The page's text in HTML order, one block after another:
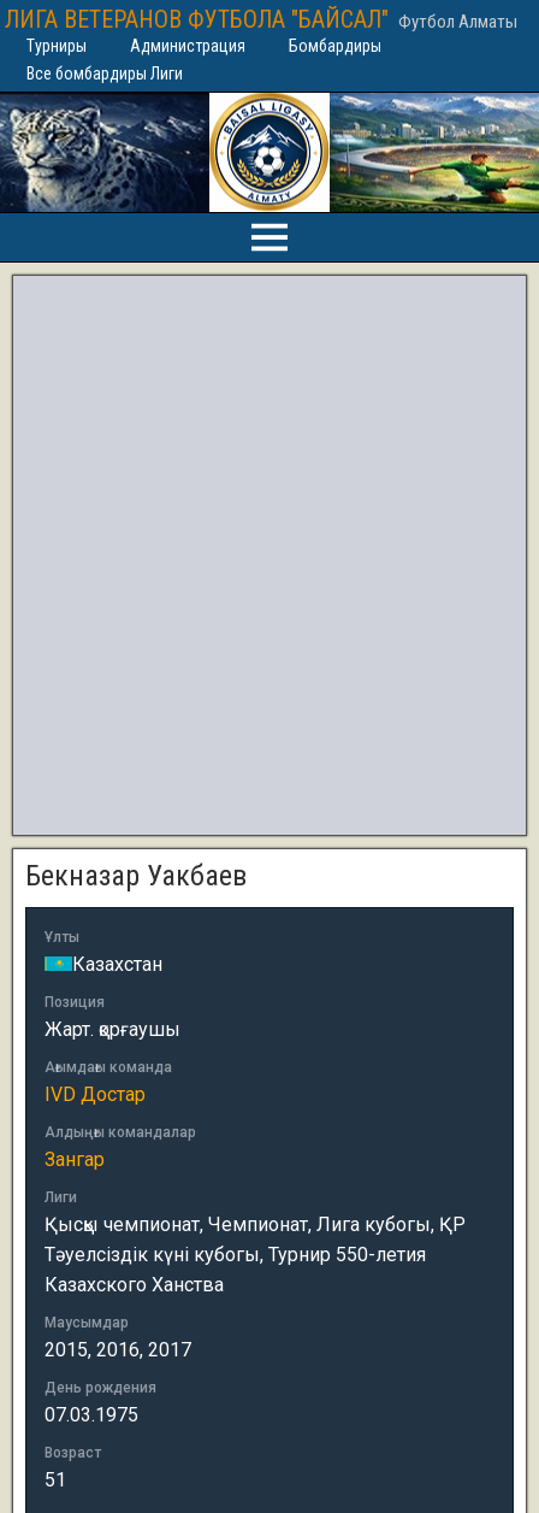
ЛИГА ВЕТЕРАНОВ ФУТБОЛА "БАЙСАЛ" Футбол Алматы
Турниры Администрация
Бомбардиры
Все бомбардиры Лиги
Бекназар Уакбаев
Ұлты
Казахстан
Позиция
Жарт. қорғаушы
Ағымдағы команда
IVD Достар
Алдыңғы командалар
Зангар
Лиги
Қысқы чемпионат, Чемпионат, Лига кубогы, ҚР
Тәуелсіздік күні кубогы, Турнир 550-летия
Казахского Ханства
Маусымдар
2015, 2016, 2017
День рождения
07.03.1975
Возраст
51